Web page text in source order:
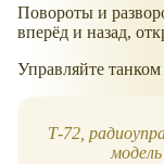
Повороты и
вперёд и назад,
Управляйте
Т-72,
модель